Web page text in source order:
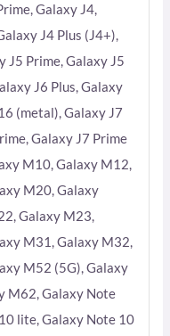
Galaxy J4,
J4 Plus (J4+),
J5 Prime, Galaxy J5
J6 Plus, Galaxy
(metal), Galaxy J7
Galaxy J7 Prime
M10, Galaxy M12,
M20, Galaxy
Galaxy M23,
M31, Galaxy M32,
M52 (5G), Galaxy
M62, Galaxy Note
lite, Galaxy Note 10